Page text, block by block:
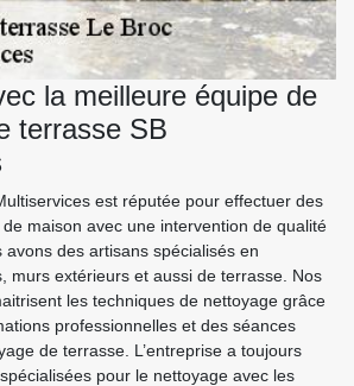
la meilleure équipe de
terrasse SB
est réputée pour effectuer des
maison avec une intervention de qualité
avons des artisans spécialisés en
murs extérieurs et aussi de terrasse. Nos
les techniques de nettoyage grâce
professionnelles et des séances
de terrasse. L’entreprise a toujours
pour le nettoyage avec les